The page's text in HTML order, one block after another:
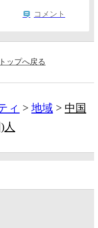
コメント
ップへ戻る
ィ 地域
中国
人